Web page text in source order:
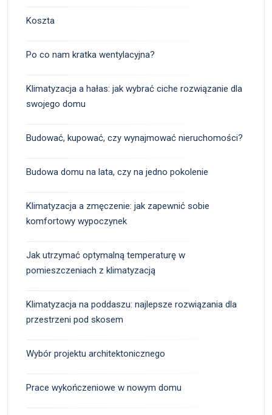
Koszta
Po co nam kratka wentylacyjna?
Klimatyzacja a hałas: jak wybrać ciche rozwiązanie dla
swojego domu
Budować, kupować, czy wynajmować nieruchomości?
Budowa domu na lata, czy na jedno pokolenie
Klimatyzacja a zmęczenie: jak zapewnić sobie
komfortowy wypoczynek
Jak utrzymać optymalną temperaturę w
pomieszczeniach z klimatyzacją
Klimatyzacja na poddaszu: najlepsze rozwiązania dla
przestrzeni pod skosem
Wybór projektu architektonicznego
Prace wykończeniowe w nowym domu